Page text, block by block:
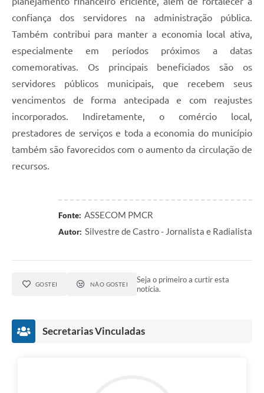
confiança dos servidores na administração pública.
Também contribui para manter a economia local ativa,
especialmente em períodos próximos a datas
comemorativas. Os principais beneficiados são os
servidores públicos municipais, que recebem seus
vencimentos de forma antecipada e com reajustes
incorporados. Indiretamente, o comércio local,
prestadores de serviços e toda a economia do município
também são favorecidos com o aumento da circulação de
recursos.
Fonte: ASSECOM PMCR
Autor: Silvestre de Castro - Jornalista e Radialista
GOSTEI NÃO GOSTEI
Seja o primeiro a curtir esta
notícia.
Secretarias Vinculadas